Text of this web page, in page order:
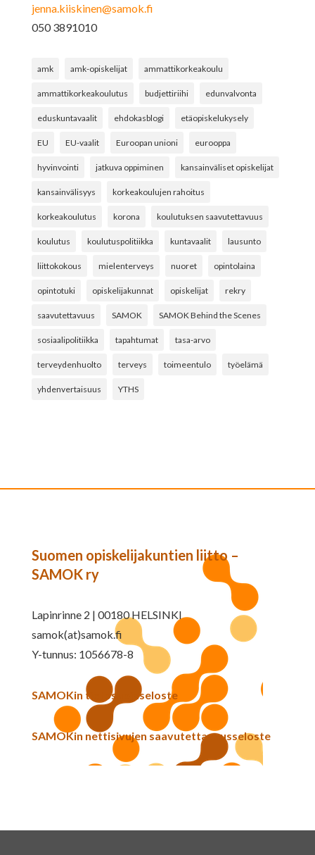
jenna.kiiskinen@samok.fi
050 3891010
amk amk-opiskelijat ammattikorkeakoulu
ammattikorkeakoulutus budjettiriihi edunvalvonta
eduskuntavaalit ehdokasblogi etäopiskelukysely
EU EU-vaalit Euroopan unioni eurooppa
hyvinvointi jatkuva oppiminen kansainväliset opiskelijat
kansainvälisyys korkeakoulujen rahoitus
korkeakoulutus korona koulutuksen saavutettavuus
koulutus koulutuspolitiikka kuntavaalit lausunto
liittokokous mielenterveys nuoret opintolaina
opintotuki opiskelijakunnat opiskelijat rekry
saavutettavuus SAMOK SAMOK Behind the Scenes
sosiaalipolitiikka tapahtumat tasa-arvo
terveydenhuolto terveys toimeentulo työelämä
yhdenvertaisuus YTHS
Suomen opiskelijakuntien liitto –
SAMOK ry
Lapinrinne 2 | 00180 HELSINKI
samok(at)samok.fi
Y-tunnus: 1056678-8
SAMOKin tietosuojaseloste
SAMOKin nettisivujen saavutettavuusseloste